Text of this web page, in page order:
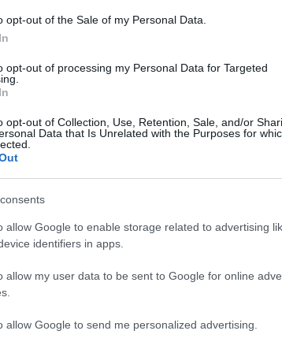
opt-out of the Sale of my Personal Data.
opt-out of processing my Personal Data for Targeted
opt-out of Collection, Use, Retention, Sale, and/or
Data that Is Unrelated with the Purposes for
allow Google to enable storage related to advertising
identifiers in apps.
allow my user data to be sent to Google for online
allow Google to send me personalized advertising.
csinálja.
VÉSZHELYZETET
ELLENI KAMU VÉDŐOLTÁSOK
BETARTÁSA